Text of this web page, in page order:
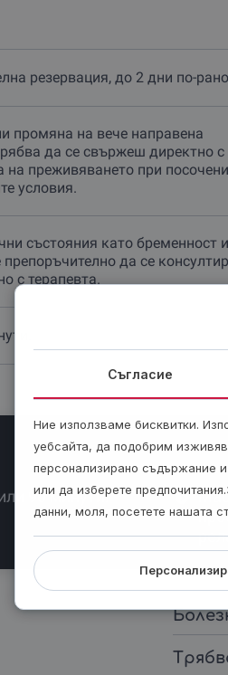
резервация, до 2 дни по-
промяна на вече направена
да се свържеш директно с
на преживяването при
условия.
състояния като бременност
препоръчително да се
с терапевта.
90 минути.
Съгласие
Ние използваме бисквитки.
уебсайта, да подобрим
персонализирано съдържание
или да изберете
данни, моля, посетете нашата